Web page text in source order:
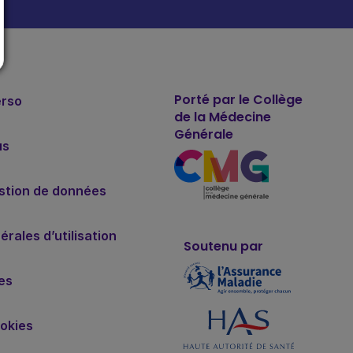
de données
d’utilisation
Porté par le Collège
de la Médecine
Générale
Soutenu par